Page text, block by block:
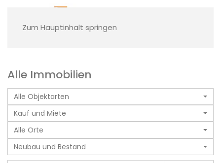
Zum Hauptinhalt springen
Alle Immobilien
Alle Objektarten
Kauf und Miete
Alle Orte
Neubau und Bestand